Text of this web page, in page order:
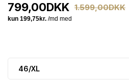
799,00DKK 1.599,00DKK